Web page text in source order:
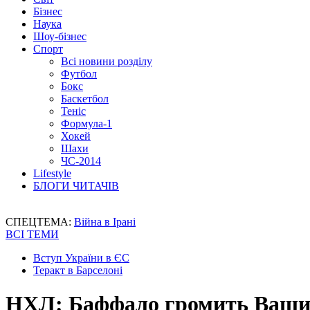
Бізнес
Наука
Шоу-бізнес
Спорт
Всі новини розділу
Футбол
Бокс
Баскетбол
Теніс
Формула-1
Хокей
Шахи
ЧС-2014
Lifestyle
БЛОГИ ЧИТАЧІВ
СПЕЦТЕМА: Війна в Ірані
ВСІ ТЕМИ
Вступ України в ЄС
Теракт в Барселоні
НХЛ: Баффало громить